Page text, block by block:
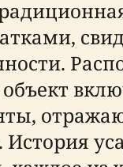
объект
История